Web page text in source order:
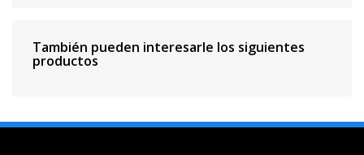
También pueden interesarle los siguientes
productos